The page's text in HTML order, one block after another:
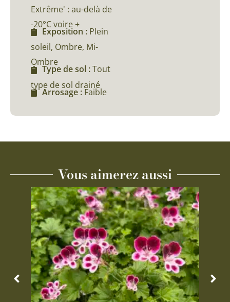
Extrême' : au-delà de
-20°C voire +
Exposition : Plein
soleil, Ombre, Mi-
Ombre
Type de sol :Tout
type de sol drainé
Arrosage :Faible
Vous aimerez aussi